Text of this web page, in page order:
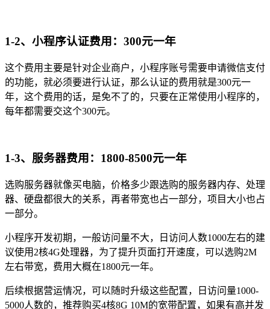
1-2、小程序认证费用：300元一年
这个费用主要是针对企业商户，小程序账号需要申请微信支付
的功能，就必须要进行认证，那么认证的费用就是300元一
年，这个费用的话，是免不了的，只要在正常使用小程序的，
每年都需要交这个300元。
1-3、服务器费用：1800-8500元一年
选购服务器就像买电脑，价格多少跟选购的服务器内存、处理
器、硬盘都很大的关系，再者带宽也占一部分，项目大小也占
一部分。
小程序开发初期，一般访问量不大，日访问人数1000左右的建
议使用2核4G处理器，为了提升页面打开速度，可以选购2M
左右带宽，费用大概在1800元一年。
后续根据营运情况，可以随时升级这些配置，日访问量1000-
5000人数的，推荐购买4核8G 10M的宽带配置，如果有高并发